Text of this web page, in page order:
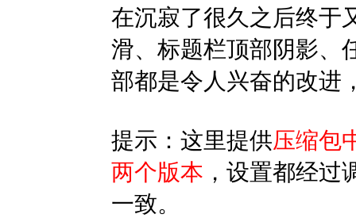
在沉寂了很久之后终于
滑、标题栏顶部阴影、
部都是令人兴奋的改进
提示：这里提供压缩包
两个版本 ，设置都经
一致。